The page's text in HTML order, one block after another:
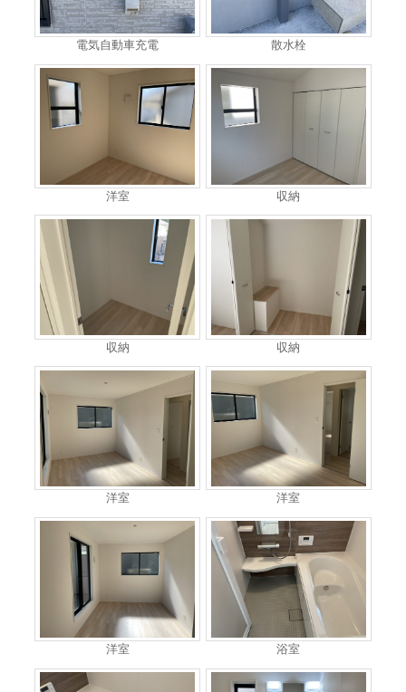
電気自動車充電 散水栓
洋室 収納
収納 収納
洋室 洋室
洋室 浴室